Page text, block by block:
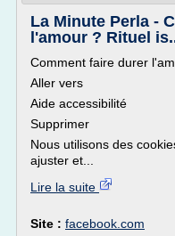
La Minute Perla -
l'amour ? Rituel
Comment faire durer
Aller vers
Aide accessibilité
Supprimer
Nous utilisons des
ajuster et...
Lire la suite
Site : facebook.com